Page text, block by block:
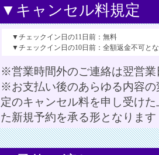
▼キャンセル料規定
▼チェックイン日の11日前：無料
▼チェックイン日の10日前：全額返金不可と
※営業時間外のご連絡は翌営
※お支払い後のあらゆる内容
定のキャンセル料を申し受け
た新規予約を承る形となります